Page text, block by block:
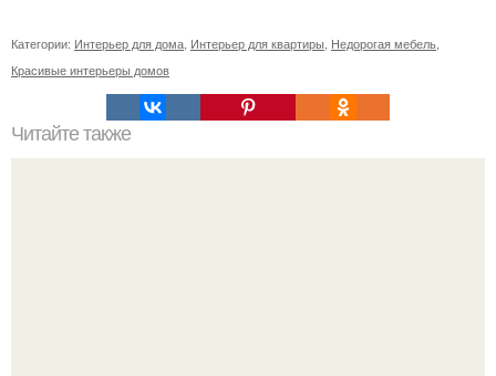
Категории: Интерьер для дома Интерьер для квартиры Недорогая мебель
Красивые интерьеры домов
Читайте также